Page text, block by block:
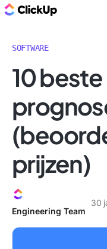
SOFTWARE
10 beste
prijzen)
Engineering Team
30